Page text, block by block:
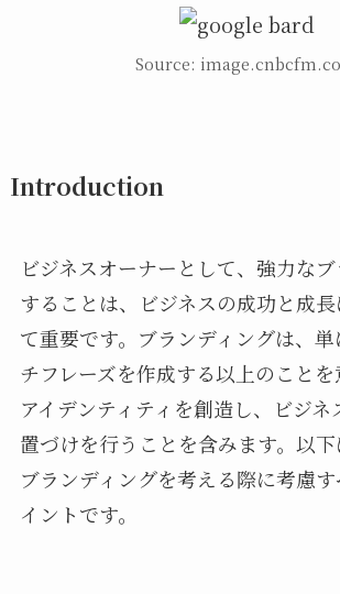
Source:
Introduction
ビジネスオーナーとして、強力な
することは、ビジネスの成功と成
て重要です。ブランディングは、
チフレーズを作成する以上のこと
アイデンティティを創造し、ビジ
置づけを行うことを含みます。以
ブランディングを考える際に考慮
イントです。